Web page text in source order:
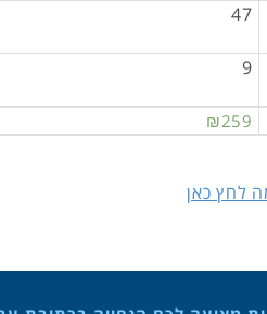
47
9
₪259
לחץ כאן